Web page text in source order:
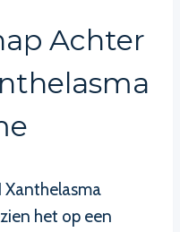
Achter
Xanthelasma
het op een